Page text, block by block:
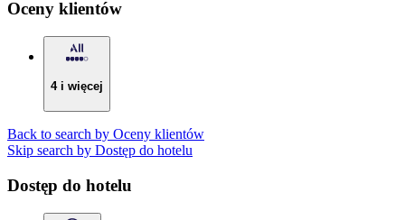
Oceny klientów
4 i więcej
Back to search by Oceny klientów
Skip search by Dostęp do hotelu
Dostęp do hotelu